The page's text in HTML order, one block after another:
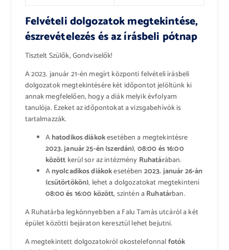
Felvételi dolgozatok megtekintése,
észrevételezés és az írásbeli pótnap
Tisztelt Szülők, Gondviselők!
A 2023. január 21-én megírt központi felvételi írásbeli
dolgozatok megtekintésére két időpontot jelöltünk ki
annak megfelelően, hogy a diák melyik évfolyam
tanulója. Ezeket az időpontokat a vizsgabehívók is
tartalmazzák.
Ahatodikos diákokesetében a megtekintésre
2023. január 25-én (szerdán), 08:00 és 16:00
között kerül sor az intézmény Ruhatárában.
Anyolcadikos diákokesetében 2023. január 26-án
(csütörtökön), lehet a dolgozatokat megtekinteni
08:00 és 16:00 között, szintén aRuhatárban.
A Ruhatárba legkönnyebben a Falu Tamás utcáról a két
épület közötti bejáraton keresztül lehet bejutni.
A megtekintett dolgozatokról okostelefonnalfotók